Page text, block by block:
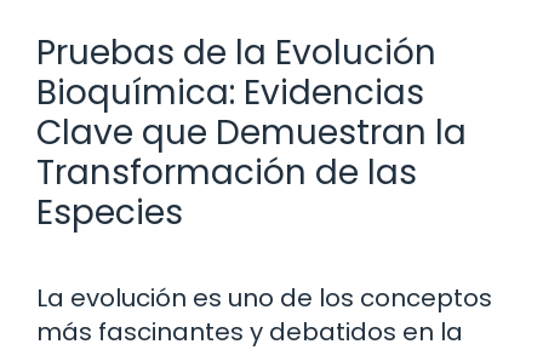
Pruebas de la Evolución
Bioquímica: Evidencias
Clave que Demuestran la
Transformación de las
Especies
La evolución es uno de los conceptos
más fascinantes y debatidos en la